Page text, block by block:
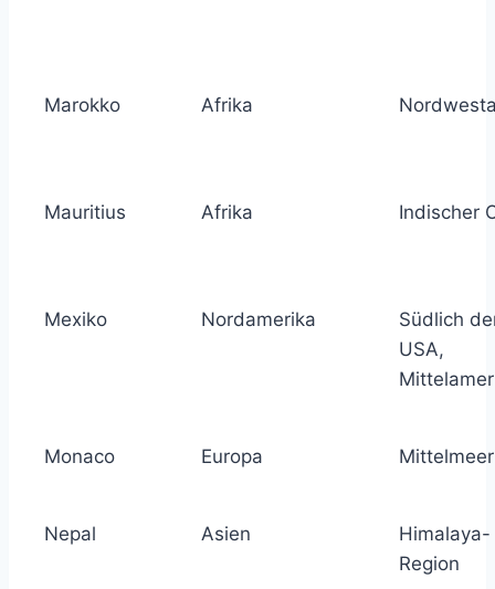
Marokko Afrika
Mauritius Afrika Indischer
Mexiko Nordamerika
Südlich
USA,
Monaco Europa Mittelmeer
Nepal Asien
Himalaya-
Region